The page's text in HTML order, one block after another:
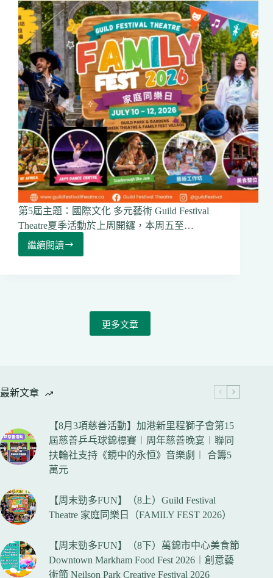
節
Downtown
Markham
Food
Fest
2026
︱
創
意
藝
術
節
Neilson
Park
Creative
Festival
2026
第5屆主題：國際文化 多元藝術 Guild Festival
Theatre夏季活動於上周開鑼，本周五至…
繼續閱讀
【周
日
（FAMILY
FEST
2026）
更多文章
最新文章
【8月3項慈善活動】加港新里程獅子會第15
屆慈善乒乓球錦標賽︱周年慈善晚宴︱聯同
扶輪社支持《鏡中的永恒》音樂劇︱ 合籌5
萬元
【周末勁多FUN】（8上）Guild Festival
Theatre 家庭同樂日（FAMILY FEST 2026）
【周末勁多FUN】（8下）萬錦市中心美食節
Downtown Markham Food Fest 2026︱創意藝
術節 Neilson Park Creative Festival 2026